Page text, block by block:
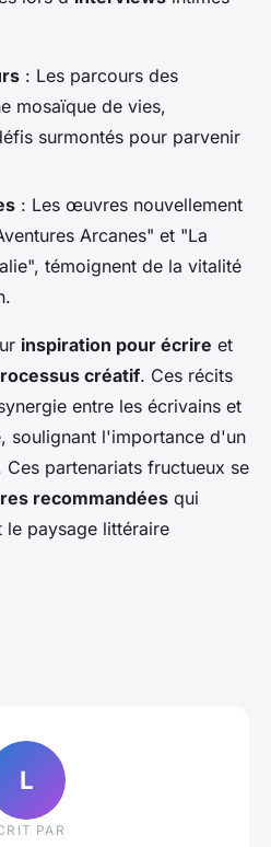
: Les parcours des
mosaïque de vies,
surmontés pour parvenir
: Les œuvres nouvellement
Arcanes" et "La
témoignent de la vitalité
inspiration pour écrire et
créatif. Ces récits
entre les écrivains et
soulignant l'importance d'un
partenariats fructueux se
recommandées qui
le paysage littéraire
L
PAR